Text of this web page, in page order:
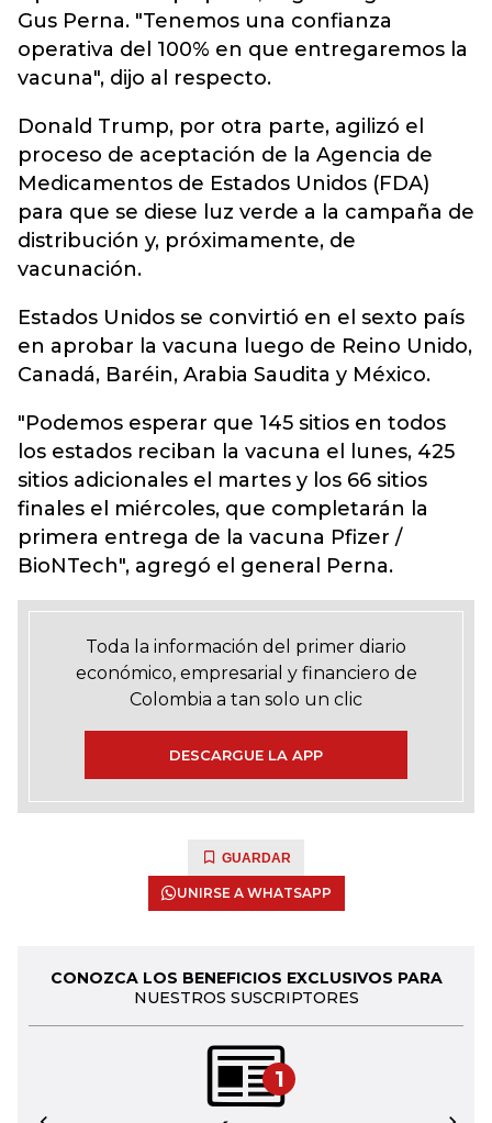
Gus Perna. "Tenemos una confianza
operativa del 100% en que entregaremos la
vacuna", dijo al respecto.
Donald Trump, por otra parte, agilizó el
proceso de aceptación de la Agencia de
Medicamentos de Estados Unidos (FDA)
para que se diese luz verde a la campaña de
distribución y, próximamente, de
vacunación.
Estados Unidos se convirtió en el sexto país
en aprobar la vacuna luego de Reino Unido,
Canadá, Baréin, Arabia Saudita y México.
"Podemos esperar que 145 sitios en todos
los estados reciban la vacuna el lunes, 425
sitios adicionales el martes y los 66 sitios
finales el miércoles, que completarán la
primera entrega de la vacuna Pfizer /
BioNTech", agregó el general Perna.
Toda la información del primer diario
económico, empresarial y financiero de
Colombia a tan solo un clic
DESCARGUE LA APP
GUARDAR
UNIRSE A WHATSAPP
CONOZCA LOS BENEFICIOS EXCLUSIVOS PARA
NUESTROS SUSCRIPTORES
1